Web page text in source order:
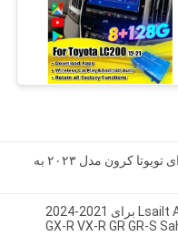
جعبه ناوبری GPS رابط اندروید Lsailt برای تویوتا کرون مدل ۲۰۲۳ به
Lsailt Android Navigation Carplay Interface برای 2021-2024